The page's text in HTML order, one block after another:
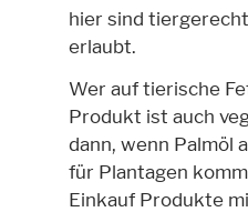
hier sind
erlaubt.
Wer auf tierische
Produkt ist auch
dann, wenn Palmöl
für Plantagen
Einkauf Produkte